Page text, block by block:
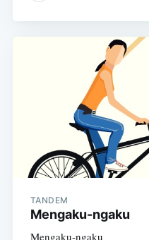
TANDEM
Mengaku-ngaku
Mengaku-ngaku